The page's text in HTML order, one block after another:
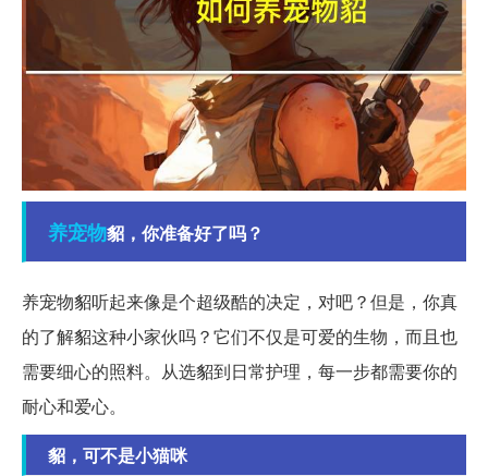
养宠物貂，你准备好了吗？
养宠物貂听起来像是个超级酷的决定，对吧？但是，你真
的了解貂这种小家伙吗？它们不仅是可爱的生物，而且也
需要细心的照料。从选貂到日常护理，每一步都需要你的
耐心和爱心。
貂，可不是小猫咪